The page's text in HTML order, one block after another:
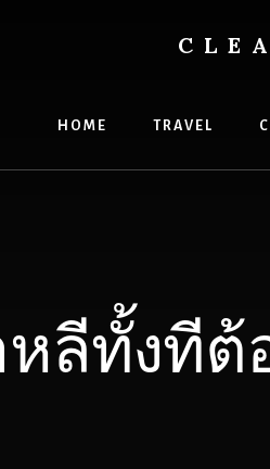
HOME TRAVEL
ลีทั้งทีต้